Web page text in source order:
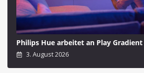
Philips Hue arbeitet an Play
3. August 2026